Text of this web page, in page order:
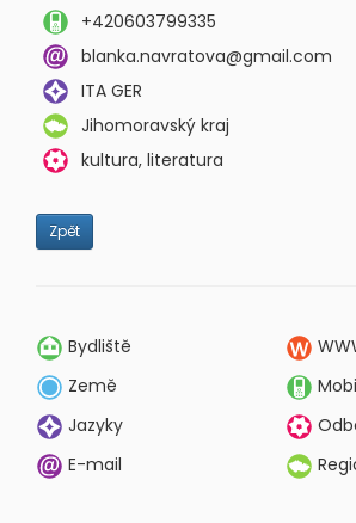
+420603799335
blanka.navratova@gmail.com
ITA GER
Jihomoravský kraj
kultura, literatura
Zpět
Bydliště
Země
Jazyky
E-mail